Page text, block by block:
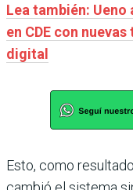
Lea también:
en CDE con
digital
Esto, como